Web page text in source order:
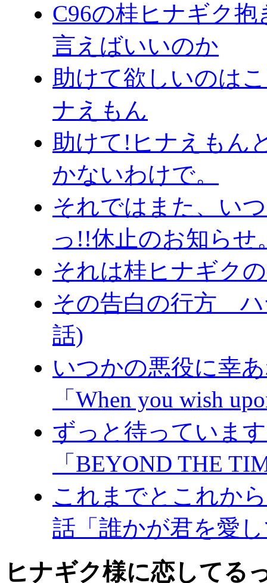
C96の桂ヒナギク
言えばいいのか
助けて欲しいのは
ナえもん
助けて!ヒナえもん
かないわけで。
それではまた、い
っ!!休止のお知らせ
それは桂ヒナギク
その告白の行方 ハ
話)
いつかの悪役に幸
「When you wish
ずっと待っていま
「BEYOND THE
これまでとこれか
話「誰かが君を愛
ヒナギク様に恋してる